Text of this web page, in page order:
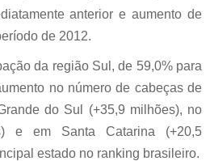
anterior e aumento de
de 2012.
da região Sul, de 59,0% para
no número de cabeças de
do Sul (+35,9 milhões), no
e em Santa Catarina (+20,5
estado no ranking brasileiro.